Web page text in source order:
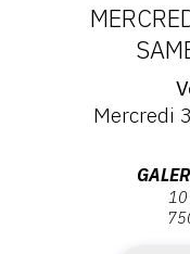
Mercredi
10